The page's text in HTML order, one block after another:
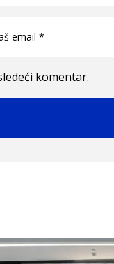
komentar.